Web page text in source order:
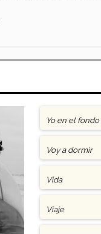
Yo en el
Voy a dormir
Vida
Viaje